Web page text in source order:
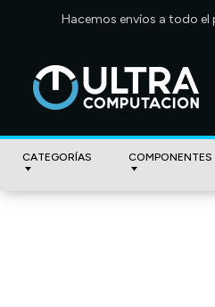
Hacemos envíos a todo el
CATEGORÍAS COMPONENTES